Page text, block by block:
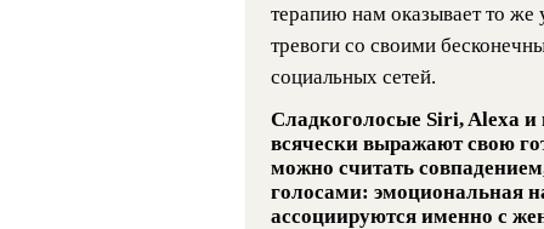
терапию нам оказывает то же
тревоги со своими
социальных сетей.
Сладкоголосые Siri, Alexa
всячески выражают свою
можно считать
голосами: эмоциональная
ассоциируются именно с